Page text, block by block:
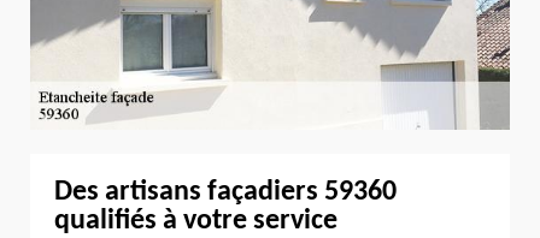
Des artisans façadiers 59360
qualifiés à votre service